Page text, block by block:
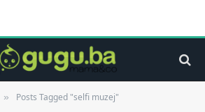
» Posts Tagged "selfi muzej"